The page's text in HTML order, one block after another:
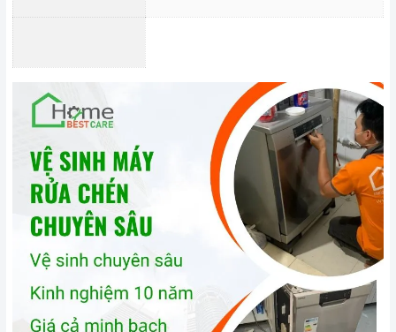
3. Tại sao nên chọn mua sản phẩm tại Home Best?
Cam kết hàng chính hãng:
cấp sản phẩm chính hãng 100%, có nguồn gốc, xuất
xứ và chứng từ rõ ràng.
Chế độ hỗ trợ bảo hành linh hoạt:Hướng dẫn sử
dụng, lắp đặt, chế độ bảo hành chính hãng, hậu mãi
chuyên nghiệp, đảm bảo rằng quý khách sẽ có trải
nghiệm tuyệt vời và không gặp bất kỳ khó khăn nào
trong quá trình sử dụng sản phẩm.
Vận chuyển lắp đặt nhanh chóng:Đội ngũ tư vấn
viên, nhân viên và kỹ thuật viên chuyên nghiệp, tận tâm
sẽ đồng hành cùng quý khách trong quá trình mua sắm
và sử dụng sản phẩm.